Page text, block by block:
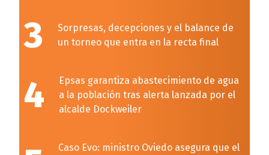
3
Sorpresas, decepciones y el balance de
un torneo que entra en la recta final
4
Epsas garantiza abastecimiento de agua
a la población tras alerta lanzada por el
alcalde Dockweiler
Caso Evo: ministro Oviedo asegura que el